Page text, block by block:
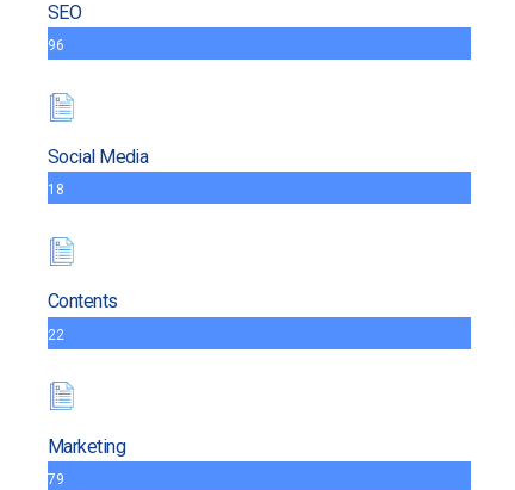
SEO
96
Social Media
18
Contents
22
Marketing
79